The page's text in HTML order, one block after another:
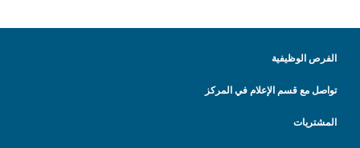
الفرص الوظيفية
تواصل مع قسم الإعلام في المركز
المشتريات